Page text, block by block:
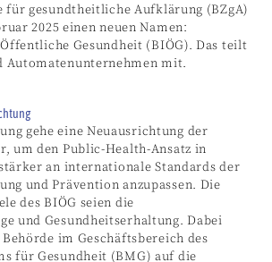
für gesundtheitliche Aufklärung (BZgA)
2025 einen neuen Namen:
Gesundheit (BIÖG). Das teilt
Automatenunternehmen mit.
gehe eine Neuausrichtung der
um den Public-Health-Ansatz in
an internationale Standards der
und Prävention anzupassen. Die
des BIÖG seien die
und Gesundheitserhaltung. Dabei
im Geschäftsbereich des
für Gesundheit (BMG) auf die